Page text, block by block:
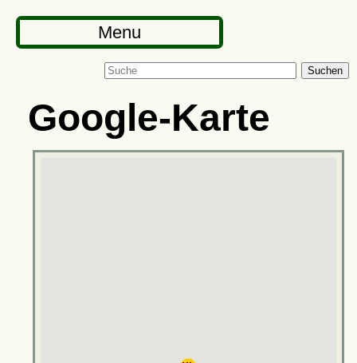
Menu
Suchen
Google-Karte